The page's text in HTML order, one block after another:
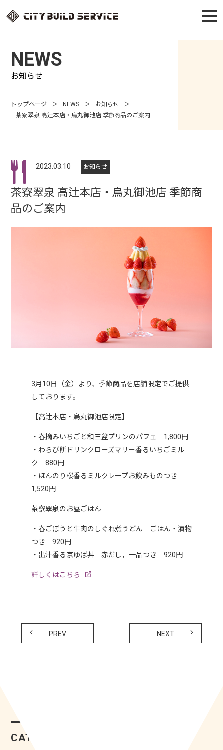
NEWS
お知らせ
トップページ NEWS
お知らせ
茶寮翠泉 高辻本店・烏丸御池店 季節商品のご案内
2023.03.10 お知らせ
茶寮翠泉 高辻本店・烏丸御池店 季節商
品のご案内
3月10日（金）より、季節商品を店舗限定でご提供
しております。
【高辻本店・烏丸御池店限定】
・春摘みいちごと和三盆プリンのパフェ 1,800円
・わらび餅ドリンクローズマリー香るいちごミル
ク 880円
・ほんのり桜香るミルクレープお飲みものつき
1,520円
茶寮翠泉のお昼ごはん
・春ごぼうと牛肉のしぐれ煮うどん ごはん・漬物
つき 920円
・出汁香る京ゆば丼 赤だし，一品つき 920円
詳しくはこちら
PREV NEXT
CATEGORY